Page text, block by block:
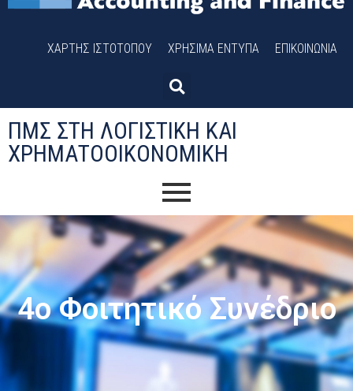
ΧΆΡΤΗΣ ΙΣΤΟΤΌΠΟΥ ΧΡΉΣΙΜΑ ΈΝΤΥΠΑ ΕΠΙΚΟΙΝΩΝΊΑ
ΠΜΣ ΣΤΗ ΛΟΓΙΣΤΙΚΉ ΚΑΙ
ΧΡΗΜΑΤΟΟΙΚΟΝΟΜΙΚΉ
4ο Φοιτητικό Συνέδριο